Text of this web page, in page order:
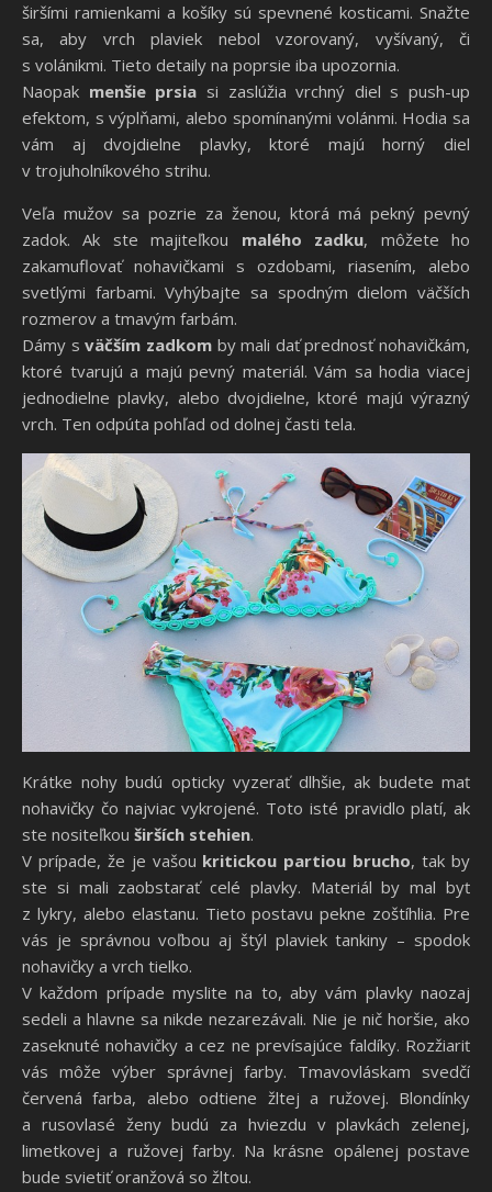
širšími ramienkami a košíky sú spevnené kosticami. Snažte
sa, aby vrch plaviek nebol vzorovaný, vyšívaný, či
s volánikmi. Tieto detaily na poprsie iba upozornia.
Naopak menšie prsia si zaslúžia vrchný diel s push-up
efektom, s výplňami, alebo spomínanými volánmi. Hodia sa
vám aj dvojdielne plavky, ktoré majú horný diel
v trojuholníkového strihu.
Veľa mužov sa pozrie za ženou, ktorá má pekný pevný
zadok. Ak ste majiteľkou malého zadku, môžete ho
zakamuflovať nohavičkami s ozdobami, riasením, alebo
svetlými farbami. Vyhýbajte sa spodným dielom väčších
rozmerov a tmavým farbám.
Dámy sväčším zadkomby mali dať prednosť nohavičkám,
ktoré tvarujú a majú pevný materiál. Vám sa hodia viacej
jednodielne plavky, alebo dvojdielne, ktoré majú výrazný
vrch. Ten odpúta pohľad od dolnej časti tela.
Krátke nohy budú opticky vyzerať dlhšie, ak budete mať
nohavičky čo najviac vykrojené. Toto isté pravidlo platí, ak
ste nositeľkou širších stehien.
V prípade, že je vašou kritickou partiou brucho, tak by
ste si mali zaobstarať celé plavky. Materiál by mal byť
z lykry, alebo elastanu. Tieto postavu pekne zoštíhlia. Pre
vás je správnou voľbou aj štýl plaviek tankiny – spodok
nohavičky a vrch tielko.
V každom prípade myslite na to, aby vám plavky naozaj
sedeli a hlavne sa nikde nezarezávali. Nie je nič horšie, ako
zaseknuté nohavičky a cez ne prevísajúce faldíky. Rozžiariť
vás môže výber správnej farby. Tmavovláskam svedčí
červená farba, alebo odtiene žltej a ružovej. Blondínky
a rusovlasé ženy budú za hviezdu v plavkách zelenej,
limetkovej a ružovej farby. Na krásne opálenej postave
bude svietiť oranžová so žltou.